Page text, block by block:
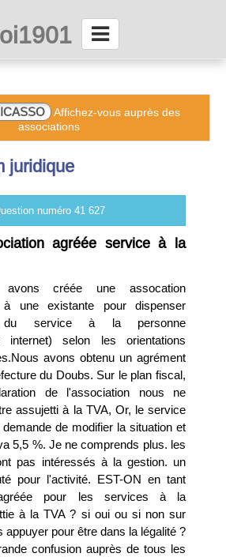
LettrAsso
Affichez-vous auprès des
associations
juridique
numéro 41 627
agréée service à la
avons créée une assocation
à une existante pour dispenser
du service à la personne
internet) selon les orientations
avons obtenu un agrément
du Doubs. Sur le plan fiscal,
de l'association nous ne
assujetti à la TVA, Or, le service
de modifier la situation et
5,5 %. Je ne comprends plus. les
pas intéressés à la gestion. un
pour l'activité. EST-ON en tant
agréée pour les services à la
à la TVA ? si oui ou si non sur
appuyer pour être dans la légalité ?
confusion auprès de tous les